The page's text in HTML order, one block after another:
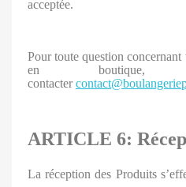
acceptée.
Pour toute question
en boutique,
contacter
ARTICLE 6:
La réception des Produits